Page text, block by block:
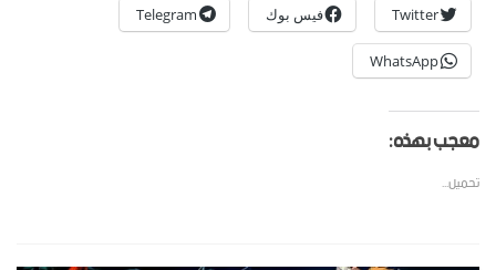
Twitter فيس بوك Telegram
WhatsApp
معجب بهذه:
تحميل...